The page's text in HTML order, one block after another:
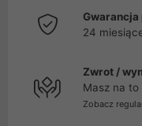
24
Zwrot /
Masz na to
Zobacz